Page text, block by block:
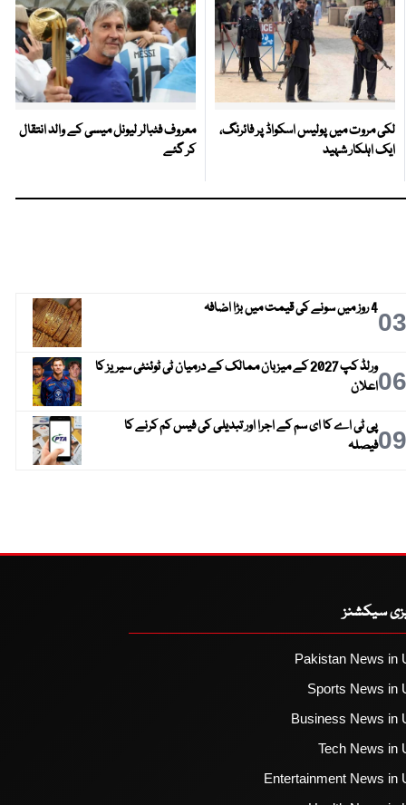
لکی مروت میں پولیس اسکواڈ پر فائرنگ،
ایک اہلکار شہید
معروف فٹبالر لیونل میسی کے والد انتقال
کر گئے
034 روز میں سونے کی قیمت میں بڑا اضافہ
06
ورلڈ کپ 2027 کے میزبان ممالک کے درمیان ٹی ٹوئنٹی سیریز کا
اعلان
09پی ٹی اے کا ای سم کے اجرا اور تبدیلی کی فیس کم کرنے کا
فیصلہ
سیکشنز
Pakistan News in
Sports News in
Business News in
Tech News in
Entertainment News in